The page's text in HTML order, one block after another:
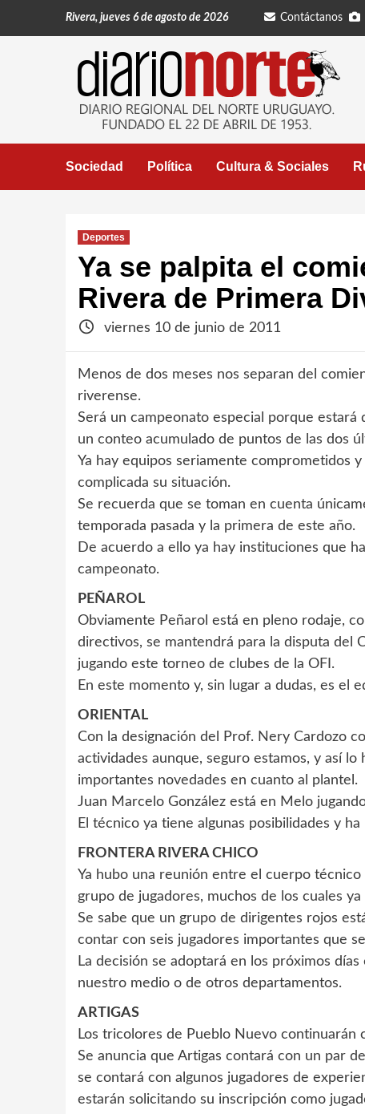
Rivera, jueves 6 de agosto de 2026 Contáctanos
Sociedad Política Cultura & Sociales
Deportes
Ya se palpita el
Rivera de Primera
viernes 10 de junio de 2011
Menos de dos meses nos separan del
riverense.
Será un campeonato especial porque
un conteo acumulado de puntos de las dos
Ya hay equipos seriamente comprometidos
complicada su situación.
Se recuerda que se toman en cuenta
temporada pasada y la primera de este año.
De acuerdo a ello ya hay instituciones que
campeonato.
PEÑAROL
Obviamente Peñarol está en pleno rodaje,
directivos, se mantendrá para la disputa del
jugando este torneo de clubes de la OFI.
En este momento y, sin lugar a dudas, es el
ORIENTAL
Con la designación del Prof. Nery Cardozo
actividades aunque, seguro estamos, y así
importantes novedades en cuanto al plantel.
Juan Marcelo González está en Melo
El técnico ya tiene algunas posibilidades y
FRONTERA RIVERA CHICO
Ya hubo una reunión entre el cuerpo
grupo de jugadores, muchos de los cuales
Se sabe que un grupo de dirigentes rojos
contar con seis jugadores importantes que
La decisión se adoptará en los próximos
nuestro medio o de otros departamentos.
ARTIGAS
Los tricolores de Pueblo Nuevo
Se anuncia que Artigas contará con un par
se contará con algunos jugadores de
estarán solicitando su inscripción como